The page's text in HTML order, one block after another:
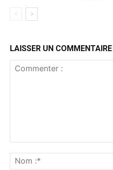
LAISSER UN COMMENTAIRE